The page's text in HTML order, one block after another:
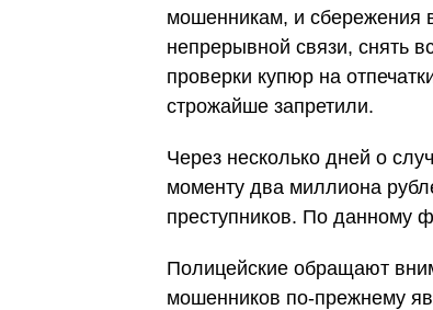
мошенникам, и сбережения
непрерывной связи, снять
проверки купюр на
строжайше запретили.
Через несколько дней о
моменту два миллиона
преступников. По данному
Полицейские обращают
мошенников по-прежнему